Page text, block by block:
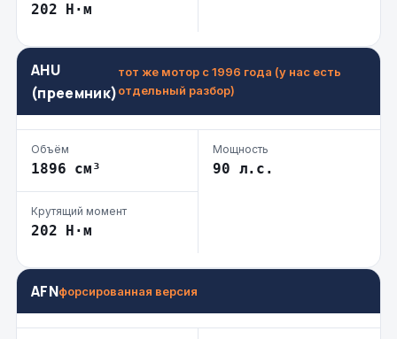
202 Н·м
AHU
(преемник)
тот же мотор с 1996 года (у нас есть
отдельный разбор)
Объём
1896 см³
Мощность
90 л.с.
Крутящий момент
202 Н·м
AFNфорсированная версия